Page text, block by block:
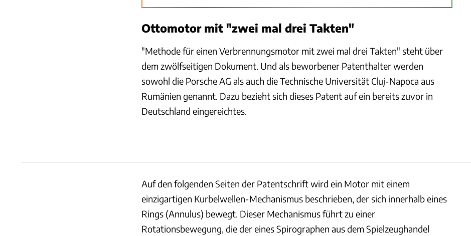
Ottomotor mit "zwei mal drei Takten"
"Methode für einen Verbrennungsmotor mit zwei mal drei Takten" steht über
dem zwölfseitigen Dokument. Und als beworbener Patenthalter werden
sowohl die Porsche AG als auch die Technische Universität Cluj-Napoca aus
Rumänien genannt. Dazu bezieht sich dieses Patent auf ein bereits zuvor in
Deutschland eingereichtes.
Auf den folgenden Seiten der Patentschrift wird ein Motor mit einem
einzigartigen Kurbelwellen-Mechanismus beschrieben, der sich innerhalb eines
Rings (Annulus) bewegt. Dieser Mechanismus führt zu einer
Rotationsbewegung, die der eines Spirographen aus dem Spielzeughandel